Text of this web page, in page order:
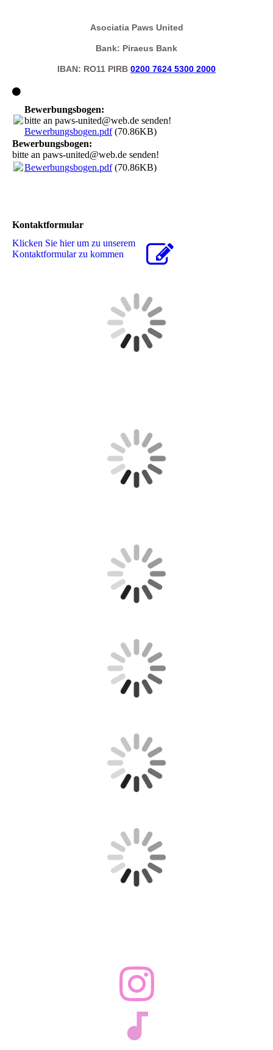
Asociatia Paws United
Bank: Piraeus Bank
IBAN: RO11 PIRB 0200 7624 5300 2000
Bewerbungsbogen:
bitte an paws-united@web.de senden!
Bewerbungsbogen.pdf(70.86KB)
Bewerbungsbogen:
bitte an paws-united@web.de senden!
Bewerbungsbogen.pdf(70.86KB)
Kontaktformular
Klicken Sie hier um zu unserem
Kon­takt­for­mu­lar zu kommen